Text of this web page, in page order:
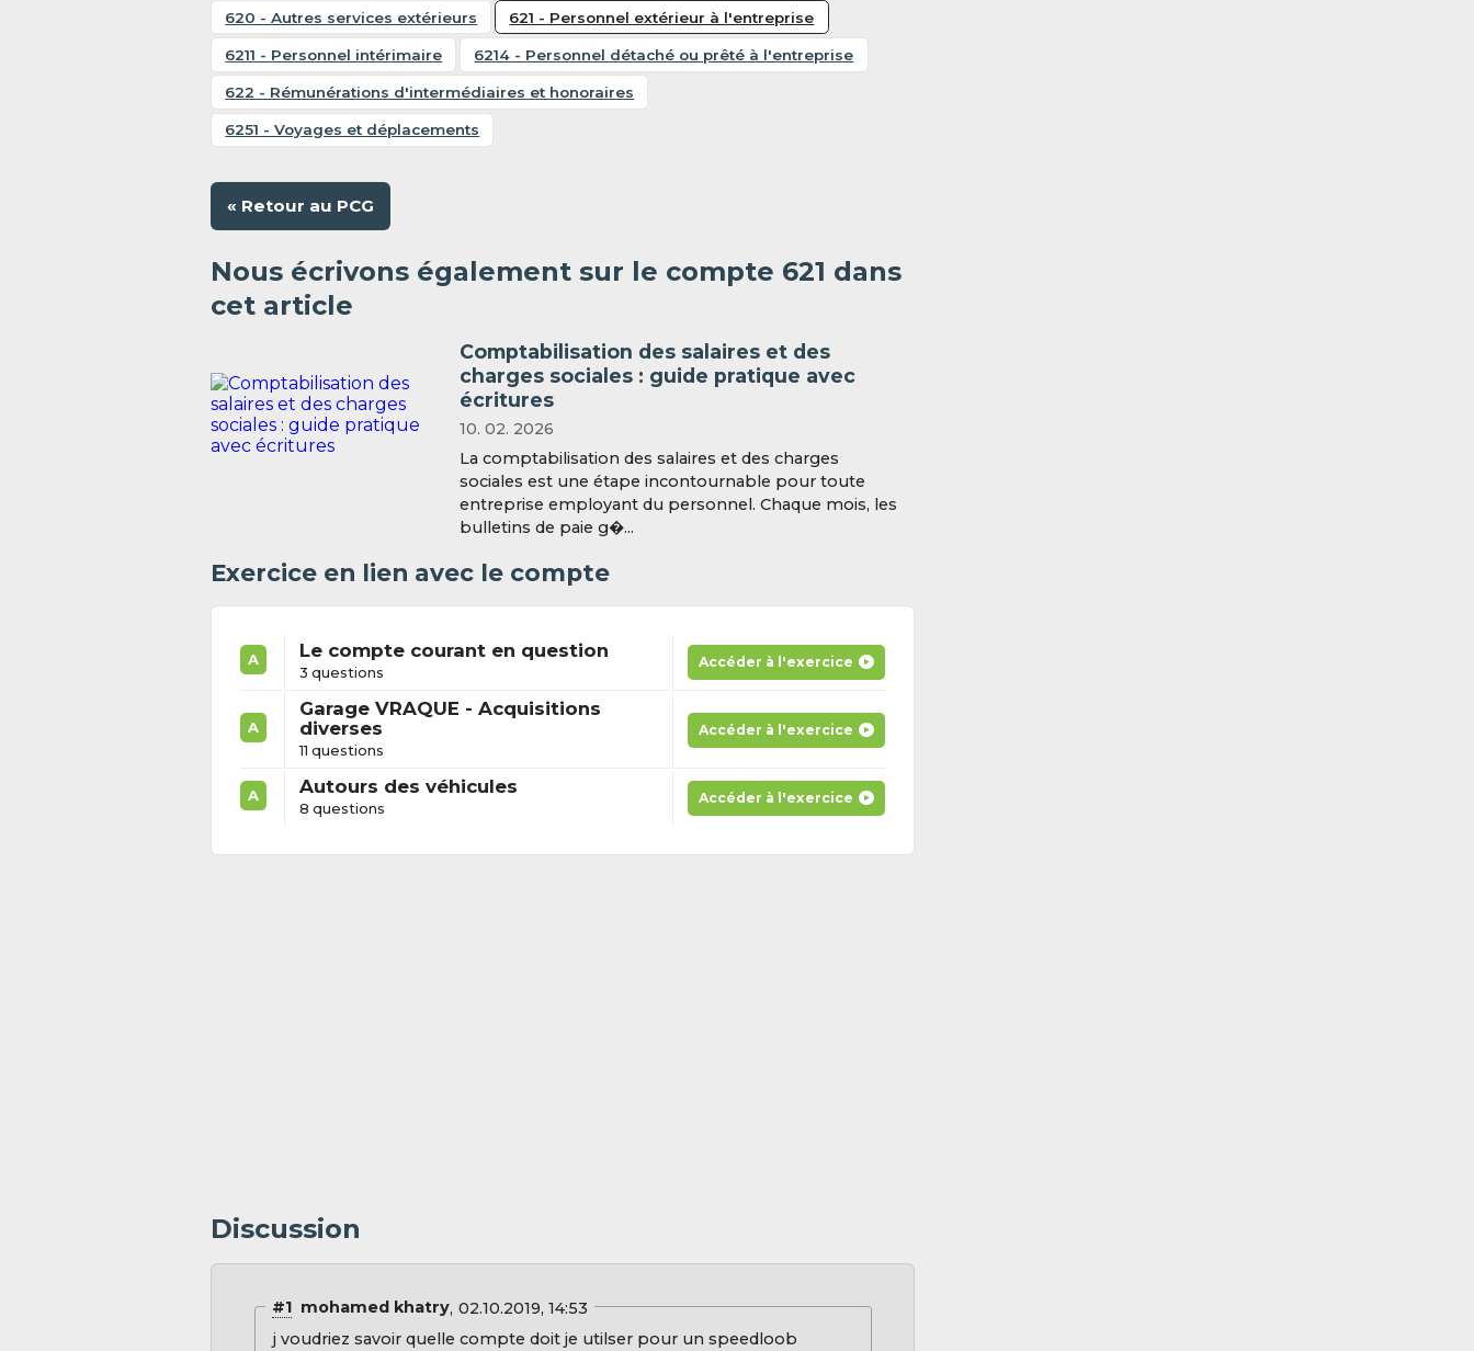
620 - Autres services extérieurs 621 - Personnel extérieur à l'entreprise
6211 - Personnel intérimaire 6214 - Personnel détaché ou prêté à l'entreprise
622 - Rémunérations d'intermédiaires et honoraires
6251 - Voyages et déplacements
« Retour au PCG
Nous écrivons également sur le compte 621 dans
cet article
Comptabilisation des salaires et des
charges sociales : guide pratique avec
écritures
10. 02. 2026
La comptabilisation des salaires et des charges
sociales est une étape incontournable pour toute
entreprise employant du personnel. Chaque mois, les
bulletins de paie g�...
Exercice en lien avec le compte
A Le compte courant en question
3 questions
Accéder à l'exercice
A
Garage VRAQUE - Acquisitions
diverses
11 questions
Accéder à l'exercice
A Autours des véhicules
8 questions
Accéder à l'exercice
Discussion
#1mohamed khatry 02.10.2019, 14:53
j voudriez savoir quelle compte doit je utilser pour un speedloob